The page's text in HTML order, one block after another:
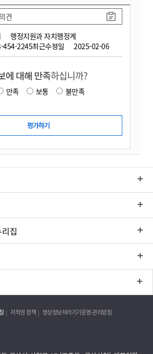
행정지원과 자치행정계
454-2245최근수정일 2025-02-06
견
에 대해 만족하십니까?
만족 보통
불만족
집
저작권 정책 영상정보처리기기운영·관리방침